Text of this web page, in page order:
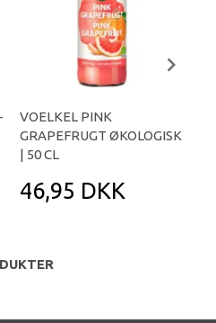
VOELKEL PINK
GRAPEFRUGT ØKOLOGISK
| 50 CL
46,95 DKK